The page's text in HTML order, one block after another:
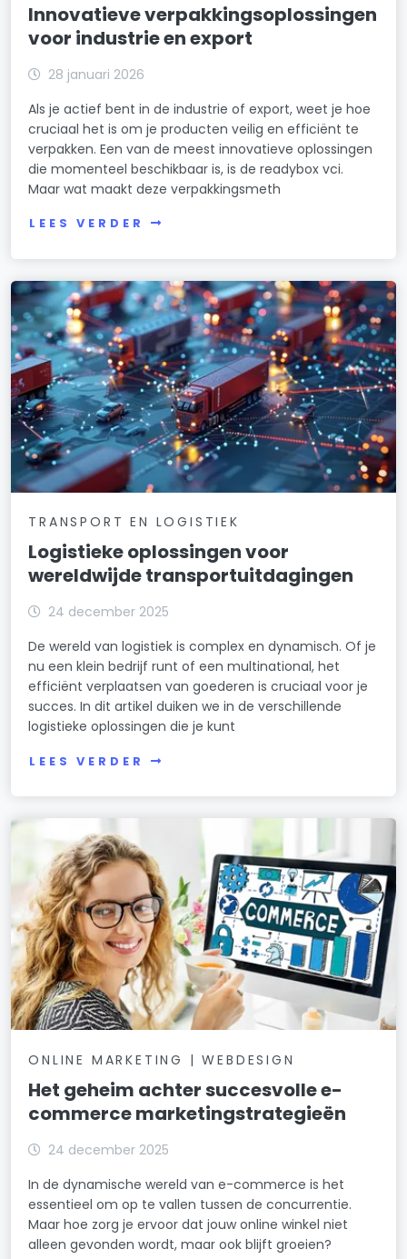
Innovatieve verpakkingsoplossingen
voor industrie en export
28 januari 2026
Als je actief bent in de industrie of export, weet je hoe
cruciaal het is om je producten veilig en efficiënt te
verpakken. Een van de meest innovatieve oplossingen
die momenteel beschikbaar is, is de readybox vci.
Maar wat maakt deze verpakkingsmeth
LEES VERDER
TRANSPORT EN LOGISTIEK
Logistieke oplossingen voor
wereldwijde transportuitdagingen
24 december 2025
De wereld van logistiek is complex en dynamisch. Of je
nu een klein bedrijf runt of een multinational, het
efficiënt verplaatsen van goederen is cruciaal voor je
succes. In dit artikel duiken we in de verschillende
logistieke oplossingen die je kunt
LEES VERDER
ONLINE MARKETING | WEBDESIGN
Het geheim achter succesvolle e-
commerce marketingstrategieën
24 december 2025
In de dynamische wereld van e-commerce is het
essentieel om op te vallen tussen de concurrentie.
Maar hoe zorg je ervoor dat jouw online winkel niet
alleen gevonden wordt, maar ook blijft groeien?